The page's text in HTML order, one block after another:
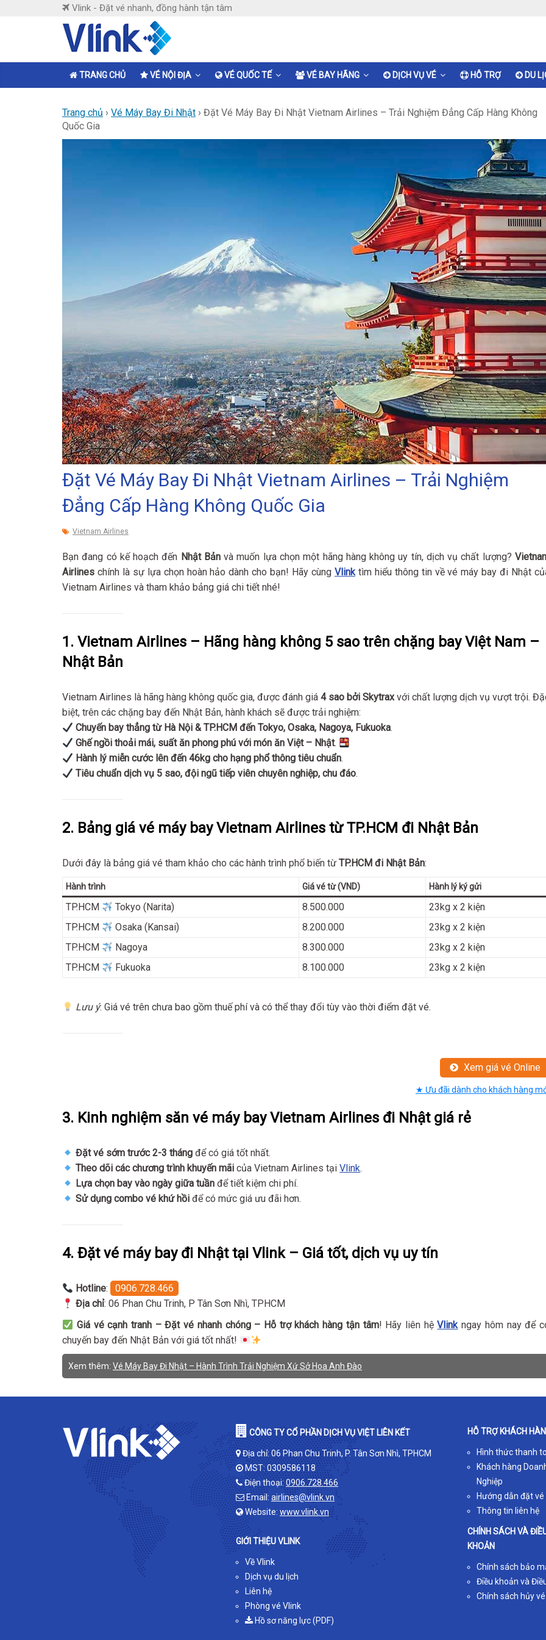
Vlink - Đặt vé nhanh, đồng hành tận tâm
Vlink
Đặt
vé
đồng
hành
TRANG CHỦ VÉ NỘI ĐỊA VÉ QUỐC TẾ VÉ BAY HÃNG DỊCH VỤ VÉ HỖ TRỢ DU
Trang chủ › Vé Máy Bay Đi Nhật › Đặt Vé Máy Bay Đi Nhật Vietnam Airlines – Trải Nghiệm Đẳng Cấp Hàng Không
Quốc Gia
Đặt Vé Máy Bay Đi Nhật Vietnam Airlines – Trải Nghiệm
Đẳng Cấp Hàng Không Quốc Gia
Vietnam Airlines
Bạn đang có kế hoạch đến Nhật Bảnvà muốn lựa chọn một hãng hàng không uy tín, dịch vụ chất lượng?
Airlines chính là sự lựa chọn hoàn hảo dành cho bạn! Hãy cùng Vlinktìm hiểu thông tin về vé máy bay đi Nhật
Vietnam Airlines và tham khảo bảng giá chi tiết nhé!
1. Vietnam Airlines – Hãng hàng không 5 sao trên chặng bay Việt Nam –
Nhật Bản
Vietnam Airlines là hãng hàng không quốc gia, được đánh giá 4 sao bởi Skytraxvới chất lượng dịch vụ vượt trội.
biệt, trên các chặng bay đến Nhật Bản, hành khách sẽ được trải nghiệm:
Chuyến bay thẳng từ Hà Nội & TP.HCM đến Tokyo, Osaka, Nagoya, Fukuoka.
Ghế ngồi thoải mái, suất ăn phong phú với món ăn Việt – Nhật.
Hành lý miễn cước lên đến 46kg cho hạng phổ thông tiêu chuẩn.
Tiêu chuẩn dịch vụ 5 sao, đội ngũ tiếp viên chuyên nghiệp, chu đáo.
2. Bảng giá vé máy bay Vietnam Airlines từ TP.HCM đi Nhật Bản
Dưới đây là bảng giá vé tham khảo cho các hành trình phổ biến từ TP.HCM đi Nhật Bản:
Hành trình Giá vé từ (VND) Hành lý ký gửi
TP.HCM Tokyo (Narita) 8.500.000
23kg x 2 kiện
TP.HCM
Osaka (Kansai) 8.200.000
23kg x 2 kiện
TP.HCM
Nagoya 8.300.000
23kg x 2 kiện
TP.HCM
Fukuoka 8.100.000 23kg x 2 kiện
Lưu ý: Giá vé trên chưa bao gồm thuế phí và có thể thay đổi tùy vào thời điểm đặt vé.
Xem giá vé Online
★ Ưu đãi dành cho khách hàng
3. Kinh nghiệm săn vé máy bay Vietnam Airlines đi Nhật giá rẻ
Đặt vé sớm trước 2-3 tháng để có giá tốt nhất.
Theo dõi các chương trình khuyến mãi của Vietnam Airlines tạiVlink.
Lựa chọn bay vào ngày giữa tuần để tiết kiệm chi phí.
Sử dụng combo vé khứ hồi để có mức giá ưu đãi hơn.
4. Đặt vé máy bay đi Nhật tại Vlink – Giá tốt, dịch vụ uy tín
Hotline:
0906.728.466
Địa chỉ: 06 Phan Chu Trinh, P Tân Sơn Nhì, TPHCM
Giá vé cạnh tranh – Đặt vé nhanh chóng – Hỗ trợ khách hàng tận tâm! Hãy liên hệVlinkngay hôm nay để
chuyến bay đến Nhật Bản với giá tốt nhất!
Xem thêm: Vé Máy Bay Đi Nhật – Hành Trình Trải Nghiệm Xứ Sở Hoa Anh Đào
CÔNG TY CỔ PHẦN DỊCH VỤ VIỆT LIÊN KẾT
Địa chỉ: 06 Phan Chu Trinh, P. Tân Sơn Nhì, TPHCM
MST: 0309586118
Điện thoại: 0906.728.466
Email: airlines@vlink.vn
Website: www.vlink.vn
GIỚI THIỆU VLINK
Về Vlink
Dịch vụ du lịch
Liên hệ
Phòng vé Vlink
Hồ sơ năng lực (PDF)
HỖ TRỢ KHÁCH
Hình thức thanh
Khách hàng
Nghiệp
Hướng dẫn đặt vé
Thông tin liên hệ
CHÍNH SÁCH VÀ
KHOẢN
Chính sách bảo
Điều khoản và
Chính sách hủy vé